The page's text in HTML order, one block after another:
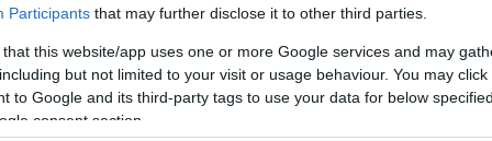
Participants that may further disclose it to other third parties.
that this website/app uses one or more Google services and may
but not limited to your visit or usage behaviour. You may
to Google and its third-party tags to use your data for below
consent section.
ο 48χρονος είχε πάρει μέρος και σε
Σουηδέζας τουρίστριας λίγες μέρες πριν,
λίγο πριν τη 1 τα ξημερώματα, πάλι